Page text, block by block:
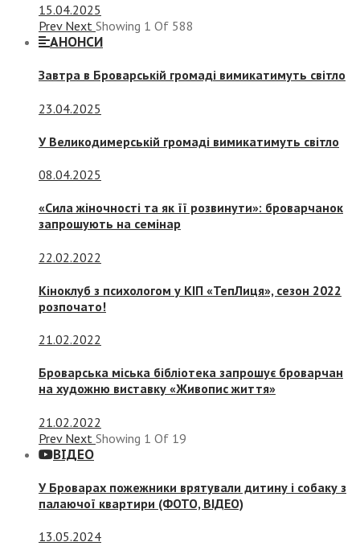
15.04.2025
Prev Next Showing 1 Of 588
АНОНСИ
Завтра в Броварській громаді вимикатимуть світло
23.04.2025
У Великодимерській громаді вимикатимуть світло
08.04.2025
«Сила жіночності та як її розвинути»: броварчанок
запрошують на семінар
22.02.2022
Кіноклуб з психологом у КІП «ТепЛиця», сезон 2022
розпочато!
21.02.2022
Броварська міська бібліотека запрошує броварчан
на художню виставку «Живопис життя»
21.02.2022
Prev Next Showing 1 Of 19
ВІДЕО
У Броварах пожежники врятували дитину і собаку з
палаючої квартири (ФОТО, ВІДЕО)
13.05.2024